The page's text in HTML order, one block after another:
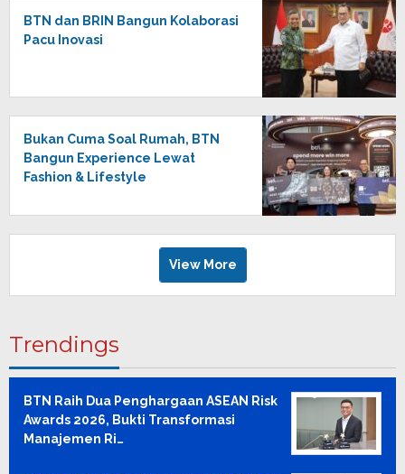
BTN dan BRIN Bangun Kolaborasi
Pacu Inovasi
Bukan Cuma Soal Rumah, BTN
Bangun Experience Lewat
Fashion & Lifestyle
View More
Trendings
BTN Raih Dua Penghargaan ASEAN Risk
Awards 2026, Bukti Transformasi
Manajemen Ri…